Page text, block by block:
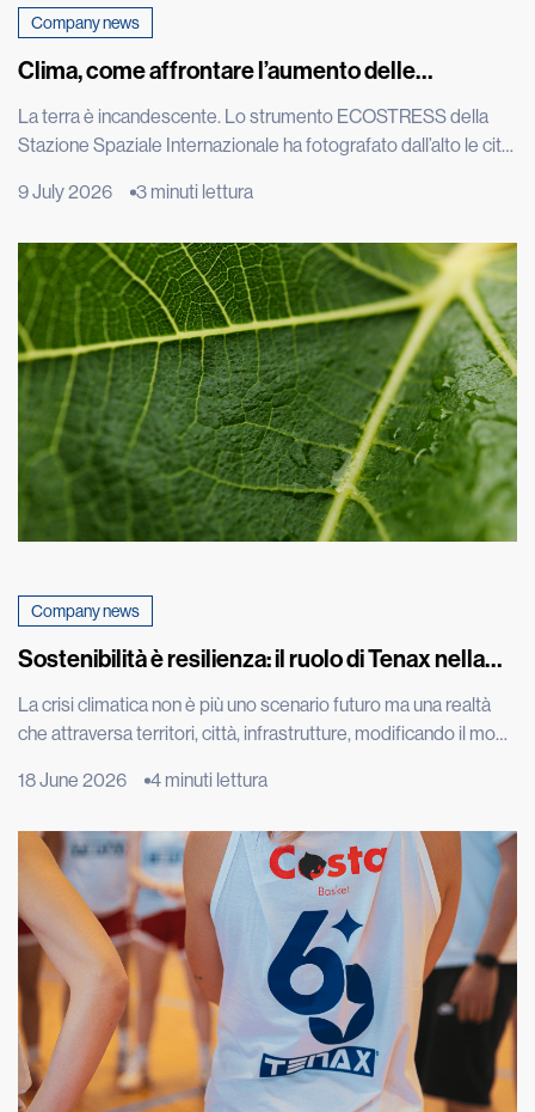
Company news
Clima, come affrontare l’aumento delle
La terra è incandescente. Lo strumento ECOSTRESS della
Stazione Spaziale Internazionale ha fotografato dall’alto le città
decenni e le immagini satellitari di Roma, Parigi e Madrid
nel cemento è visibile persino dallo spazio. L’effetto isola di
calore è un […]
9 July 2026 3 minuti lettura
Company news
Sostenibilità è resilienza: il ruolo di Tenax nella
La crisi climatica non è più uno scenario futuro ma una realtà
che attraversa territori, città, infrastrutture, modificando il modo
l’ambiente che ci circonda. A confermarlo i dati più recenti della
the Global Climate 2025” ha indicato gli ultimi undici […]
18 June 2026 4 minuti lettura